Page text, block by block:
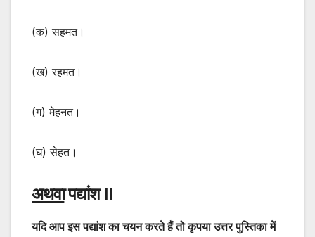
(क) सहमत।
(ख) रहमत।
(ग) मेहनत।
(घ) सेहत।
अथवापद्यांशII
यदि आप इस पद्यांश का चयन करते हैं तो कृपया उत्तर पुस्तिका में